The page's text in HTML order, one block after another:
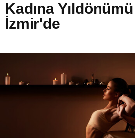
Kadına
İzmir'de